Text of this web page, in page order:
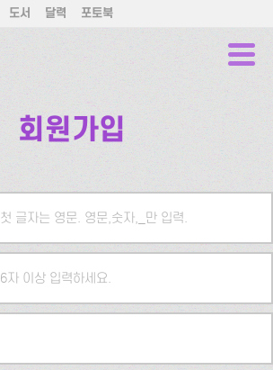
도서 달력 포토북
회원가입
첫 글자는 영문. 영문,숫자,_만 입력.
6자 이상 입력하세요.